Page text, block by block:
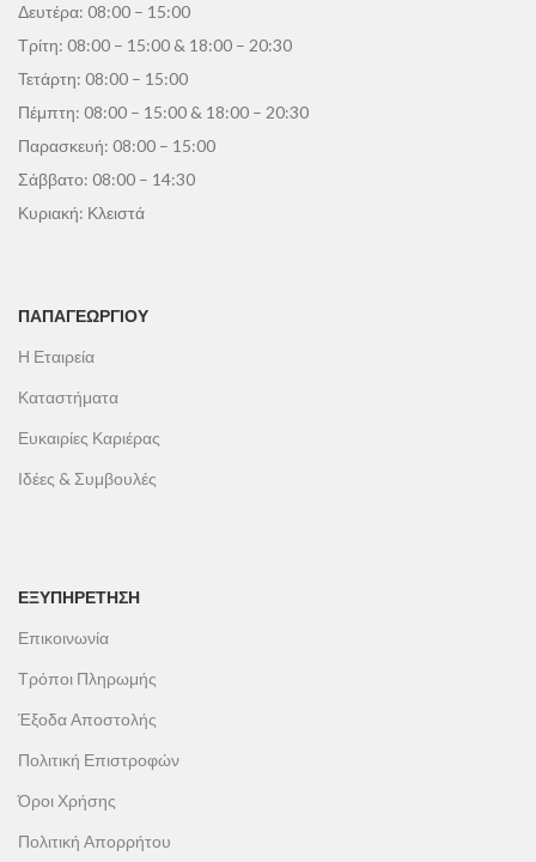
Δευτέρα: 08:00 – 15:00
Τρίτη: 08:00 – 15:00 & 18:00 – 20:30
Τετάρτη: 08:00 – 15:00
Πέμπτη: 08:00 – 15:00 & 18:00 – 20:30
Παρασκευή: 08:00 – 15:00
Σάββατο: 08:00 – 14:30
Κυριακή: Κλειστά
ΠΑΠΑΓΕΩΡΓΊΟΥ
Η Εταιρεία
Καταστήματα
Ευκαιρίες Καριέρας
Ιδέες & Συμβουλές
ΕΞΥΠΗΡΕΤΗΣΗ
Επικοινωνία
Τρόποι Πληρωμής
Έξοδα Αποστολής
Πολιτική Επιστροφών
Όροι Χρήσης
Πολιτική Απορρήτου